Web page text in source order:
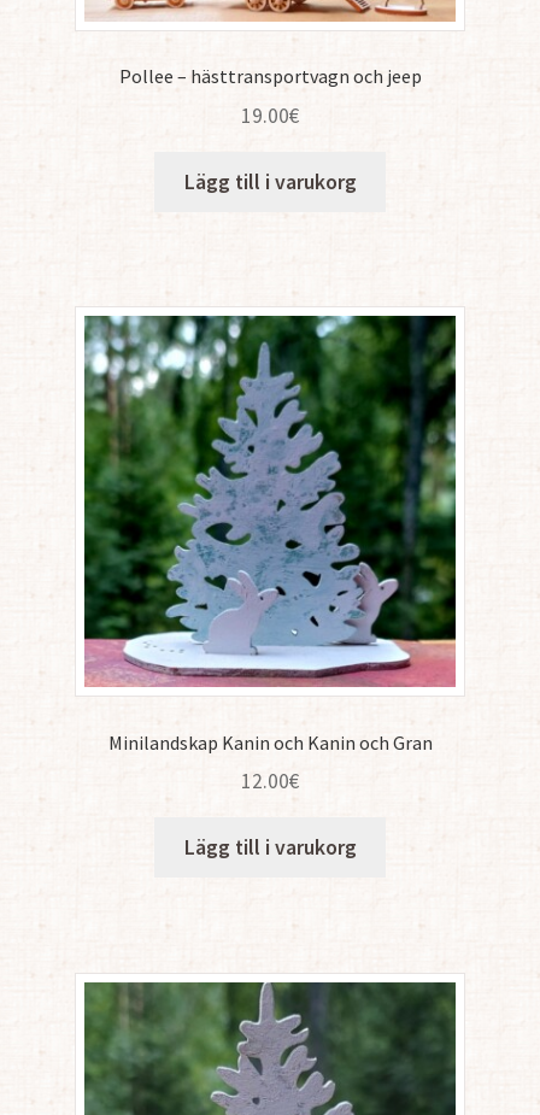
Pollee – hästtransportvagn och jeep
19.00€
Lägg till i varukorg
Minilandskap Kanin och Kanin och Gran
12.00€
Lägg till i varukorg